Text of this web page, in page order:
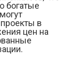
богатые
в
цен на